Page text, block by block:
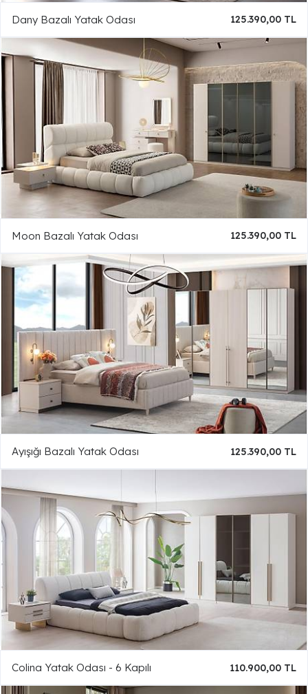
Dany Bazalı Yatak Odası 125.390,00 TL
Moon Bazalı Yatak Odası 125.390,00 TL
Ayışığı Bazalı Yatak Odası 125.390,00 TL
Colina Yatak Odası - 6 Kapılı 110.900,00 TL